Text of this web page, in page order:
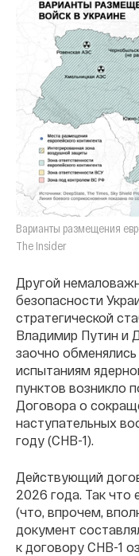
Варианты размещения
The Insider
Другой
безопасности
стратегической
Владимир Путин и
заочно
испытаниям
пунктов возникло
Договора о
наступательных
году (СНВ-1).
Действующий
2026 года. Так что
(что, впрочем,
документ
к договору СНВ-1